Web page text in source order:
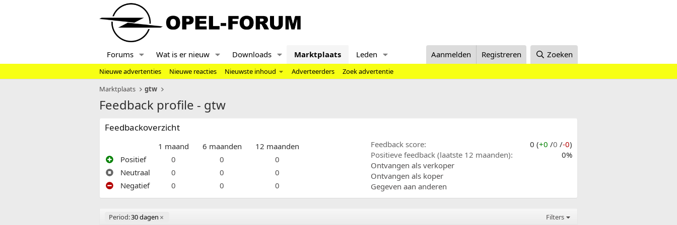
Forums Wat is er nieuw Downloads Marktplaats Leden Aanmelden Registreren Zoeken
Nieuwe advertenties Nieuwe reacties Nieuwste inhoud Adverteerders
Zoek advertentie
Marktplaats
gtw
Feedback profile - gtw
Feedbackoverzicht
1 maand 6 maanden
12 maanden
Positief
0 0
0
Neutraal
0 0
0
Negatief
0 0 0
Feedback score 0 (+0 /0 /-0)
Positieve feedback (laatste 12 maanden)
0%
Ontvangen als verkoper
Ontvangen als koper
Gegeven aan anderen
Period:30 dagen Filters